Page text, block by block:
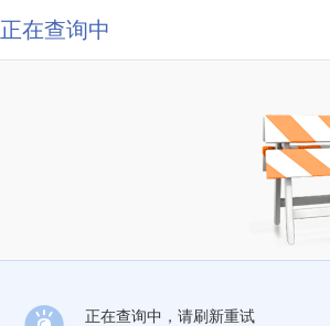
正在查询中
正在查询中，请刷新重试